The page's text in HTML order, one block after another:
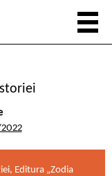
Editura „Zodia